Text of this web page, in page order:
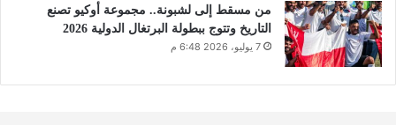
من مسقط إلى لشبونة.. مجموعة أوكيو تصنع
التاريخ وتتوج ببطولة البرتغال الدولية 2026
7 يوليو، 2026 6:48 م